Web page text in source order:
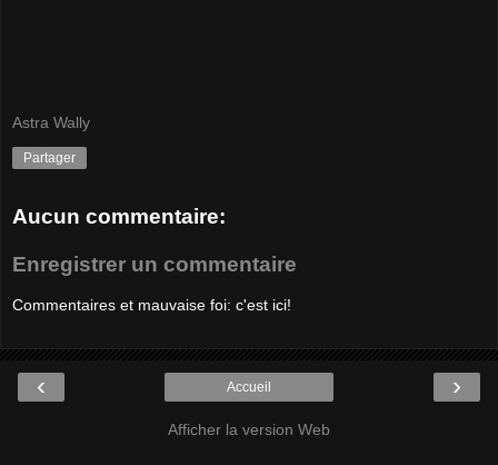
Astra Wally
Partager
Aucun commentaire:
Enregistrer un commentaire
Commentaires et mauvaise foi: c'est ici!
‹ ›
Accueil
Afficher la version Web